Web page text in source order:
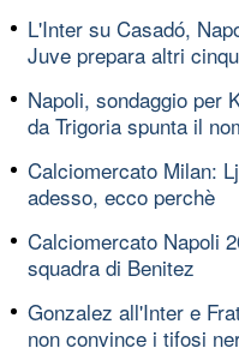
L'Inter su Casadó,
Juve prepara altri
Napoli, sondaggio per
da Trigoria spunta il
Calciomercato Milan:
adesso, ecco perchè
Calciomercato Napoli
squadra di Benitez
Gonzalez all'Inter e
non convince i tifosi